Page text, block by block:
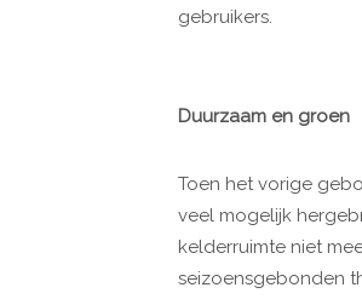
gebruikers.
Duurzaam en groen
Toen het vorige
veel mogelijk
kelderruimte niet
seizoensgebonden